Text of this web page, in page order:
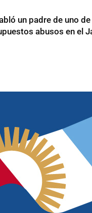
un padre de uno
abusos en el